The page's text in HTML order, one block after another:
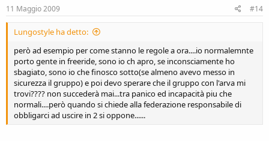
11 Maggio 2009 #14
Lungostyle ha detto:
però ad esempio per come stanno le regole a ora....io normalemnte
porto gente in freeride, sono io ch apro, se inconsciamente ho
sbagiato, sono io che finosco sotto(se almeno avevo messo in
sicurezza il gruppo) e poi devo sperare che il gruppo con l'arva mi
trovi???? non succederà mai...tra panico ed incapacità piu che
normali....però quando si chiede alla federazione responsabile di
obbligarci ad uscire in 2 si oppone......